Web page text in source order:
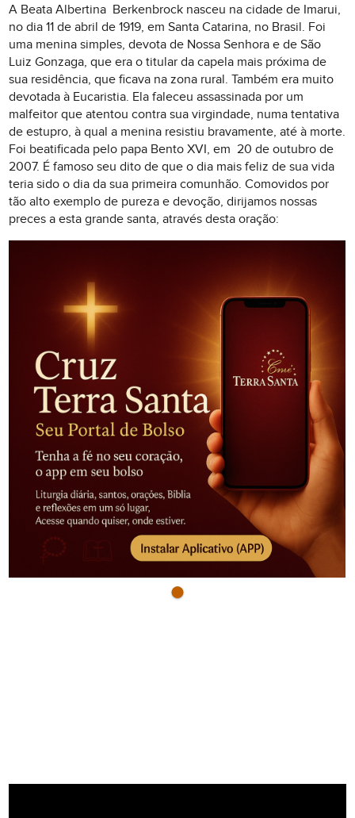
A Beata Albertina Berkenbrock nasceu na cidade de Imarui,
no dia 11 de abril de 1919, em Santa Catarina, no Brasil. Foi
uma menina simples, devota de Nossa Senhora e de São
Luiz Gonzaga, que era o titular da capela mais próxima de
sua residência, que ficava na zona rural. Também era muito
devotada à Eucaristia. Ela faleceu assassinada por um
malfeitor que atentou contra sua virgindade, numa tentativa
de estupro, à qual a menina resistiu bravamente, até à morte.
Foi beatificada pelo papa Bento XVI, em 20 de outubro de
2007. É famoso seu dito de que o dia mais feliz de sua vida
teria sido o dia da sua primeira comunhão. Comovidos por
tão alto exemplo de pureza e devoção, dirijamos nossas
preces a esta grande santa, através desta oração: